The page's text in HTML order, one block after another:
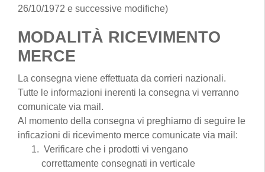
26/10/1972 e successive modifiche)
MODALITÀ RICEVIMENTO
MERCE
La consegna viene effettuata da corrieri nazionali.
Tutte le informazioni inerenti la consegna vi verranno
comunicate via mail.
Al momento della consegna vi preghiamo di seguire le
inficazioni di ricevimento merce comunicate via mail:
Verificare che i prodotti vi vengano
correttamente consegnati in verticale